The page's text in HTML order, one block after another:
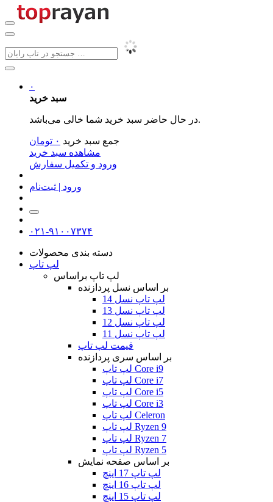
۰
سبد خرید
در حال حاضر سبد خرید شما خالی می‌باشد.
جمع سبد خرید ۰ تومان
مشاهده سبد خرید
ورود و تکمیل سفارش
ورود | ثبت‌نام
۰۲۱-۹۱۰۰۷۳۷۴
دسته بندی محصولات
لپ تاپ
لپ تاپ براساس
بر اساس نسل پردازنده
لپ تاپ نسل 14
لپ تاپ نسل 13
لپ تاپ نسل 12
لپ تاپ نسل 11
قیمت لپ تاپ
بر اساس سری پردازنده
لپ تاپ Core i9
لپ تاپ Core i7
لپ تاپ Core i5
لپ تاپ Core i3
لپ تاپ Celeron
لپ تاپ Ryzen 9
لپ تاپ Ryzen 7
لپ تاپ Ryzen 5
بر اساس صفحه نمایش
لپ تاپ 17 اینچ
لپ تاپ 16 اینچ
لپ تاپ 15 اینچ